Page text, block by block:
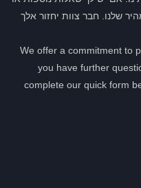
שלנו. חבר צוות יחזור אלך
We offer a commitment to
you have further
complete our quick form